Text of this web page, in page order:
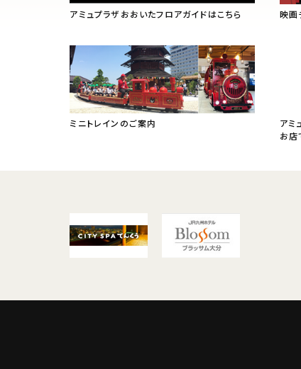
アミュプラザおおいたフロアガイドはこちら 映画
ミニトレインのご案内
アミ
お店